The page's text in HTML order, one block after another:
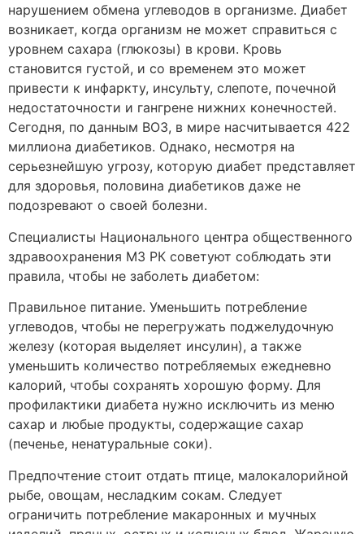
нарушением обмена углеводов в организме. Диабет
возникает, когда организм не может справиться с
уровнем сахара (глюкозы) в крови. Кровь
становится густой, и со временем это может
привести к инфаркту, инсульту, слепоте, почечной
недостаточности и гангрене нижних конечностей.
Сегодня, по данным ВОЗ, в мире насчитывается 422
миллиона диабетиков. Однако, несмотря на
серьезнейшую угрозу, которую диабет представляет
для здоровья, половина диабетиков даже не
подозревают о своей болезни.
Специалисты Национального центра общественного
здравоохранения МЗ РК советуют соблюдать эти
правила, чтобы не заболеть диабетом:
Правильное питание. Уменьшить потребление
углеводов, чтобы не перегружать поджелудочную
железу (которая выделяет инсулин), а также
уменьшить количество потребляемых ежедневно
калорий, чтобы сохранять хорошую форму. Для
профилактики диабета нужно исключить из меню
сахар и любые продукты, содержащие сахар
(печенье, ненатуральные соки).
Предпочтение стоит отдать птице, малокалорийной
рыбе, овощам, несладким сокам. Следует
ограничить потребление макаронных и мучных